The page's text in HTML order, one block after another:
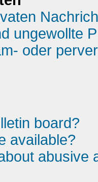
ungewollte
oder
board?
available?
abusive